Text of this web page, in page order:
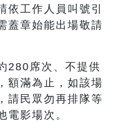
依工作人員叫號引
蓋章始能出場敬請
280席次、不提供
額滿為止，如該場
請民眾勿再排隊等
電影場次。